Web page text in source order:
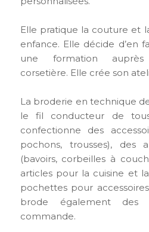
Elle pratique la couture et
enfance. Elle décide d’en
une formation auprès
corsetière. Elle crée son
La broderie en technique
le fil conducteur de
confectionne des
pochons, trousses), des
(bavoirs, corbeilles à
articles pour la cuisine et
pochettes pour
brode également des
commande.